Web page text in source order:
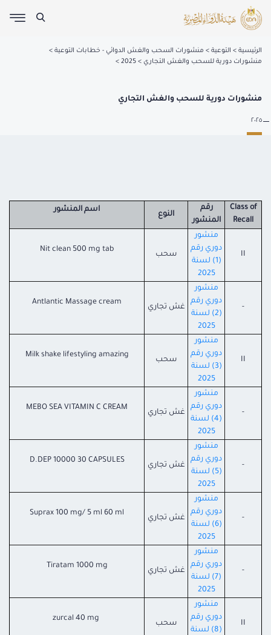
الرئيسية التوعية
منشورات السحب والغش الدوائي - خطابات التوعية
منشورات دورية للسحب والغش التجاري
2025
منشورات دورية للسحب والغش التجاري
٢٠٢٥
Class of
Recall
رقم
المنشور
النوع
اسم المنشور
II
منشور
دوري رقم
(1) لسنة
2025
سحب
Nit clean 500 mg tab
-
منشور
دوري رقم
(2) لسنة
2025
غش تجاري
Antlantic Massage cream
II
منشور
دوري رقم
(3) لسنة
2025
سحب
Milk shake lifestyling amazing
-
منشور
دوري رقم
(4) لسنة
2025
غش تجاري
MEBO SEA VITAMIN C CREAM
-
منشور
دوري رقم
(5) لسنة
2025
غش تجاري
D.DEP 10000 30 CAPSULES
-
منشور
دوري رقم
(6) لسنة
2025
غش تجاري
Suprax 100 mg/ 5 ml 60 ml
-
منشور
دوري رقم
(7) لسنة
2025
غش تجاري
Tiratam 1000 mg
II
منشور
دوري رقم
(8) لسنة
سحب